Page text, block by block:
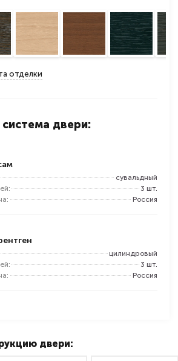
отделки
двери:
сувальдный
3 шт.
Россия
цилиндровый
3 шт.
Россия
двери: